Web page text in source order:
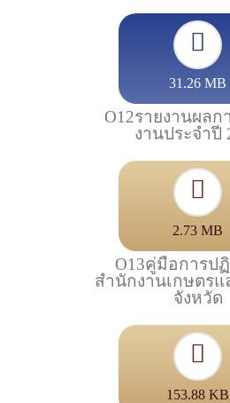
31.26 MB
O12รายงานผลก
งานประจำปี
2.73 MB
O13คู่มือการป
สำนักงานเกษตร
จังหวัด
153.88 KB